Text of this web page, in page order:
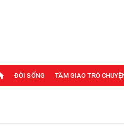
ĐỜI SỐNG TÂM GIAO TRÒ